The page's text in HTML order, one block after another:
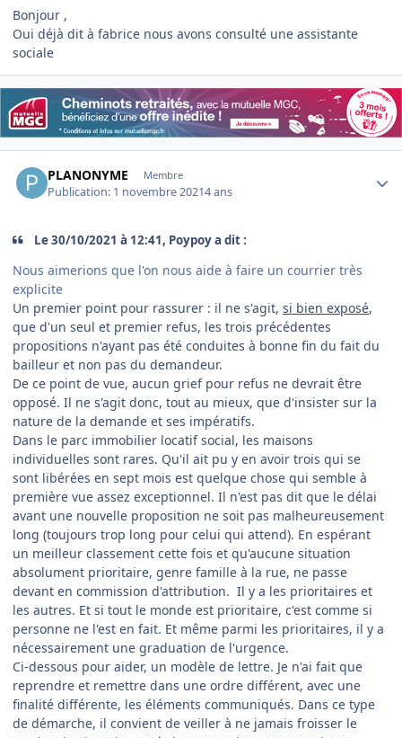
Bonjour ,
Oui déjà dit à fabrice nous avons consulté une assistante
sociale
PLANONYME Membre
Publication: 1 novembre 20214 ans
Le 30/10/2021 à 12:41, Poypoy a dit :
Nous aimerions que l'on nous aide à faire un courrier très
explicite
Un premier point pour rassurer : il ne s'agit, si bien exposé,
que d'un seul et premier refus, les trois précédentes
propositions n'ayant pas été conduites à bonne fin du fait du
bailleur et non pas du demandeur.
De ce point de vue, aucun grief pour refus ne devrait être
opposé. Il ne s'agit donc, tout au mieux, que d'insister sur la
nature de la demande et ses impératifs.
Dans le parc immobilier locatif social, les maisons
individuelles sont rares. Qu'il ait pu y en avoir trois qui se
sont libérées en sept mois est quelque chose qui semble à
première vue assez exceptionnel. Il n'est pas dit que le délai
avant une nouvelle proposition ne soit pas malheureusement
long (toujours trop long pour celui qui attend). En espérant
un meilleur classement cette fois et qu'aucune situation
absolument prioritaire, genre famille à la rue, ne passe
devant en commission d'attribution. Il y a les prioritaires et
les autres. Et si tout le monde est prioritaire, c'est comme si
personne ne l'est en fait. Et même parmi les prioritaires, il y a
nécessairement une graduation de l'urgence.
Ci-dessous pour aider, un modèle de lettre. Je n'ai fait que
reprendre et remettre dans une ordre différent, avec une
finalité différente, les éléments communiqués. Dans ce type
de démarche, il convient de veiller à ne jamais froisser le